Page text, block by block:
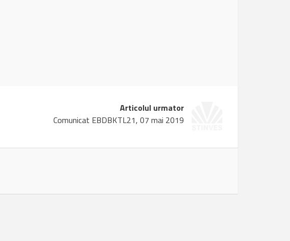
Articolul urmator
Comunicat EBDBKTL21, 07 mai 2019